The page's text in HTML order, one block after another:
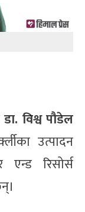
डा. विश्व पौडेल
उत्पादन
एन्ड रिसोर्स